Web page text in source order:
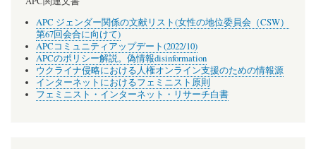
APC ジェンダー関係の文献リスト(女性の地位委員会（CSW）
第67回会合に向けて)
APCコミュニティアップデート(2022/10)
APCのポリシー解説。偽情報disinformation
ウクライナ侵略における人権オンライン支援のための情報源
インターネットにおけるフェミニスト原則
フェミニスト・インターネット・リサーチ白書